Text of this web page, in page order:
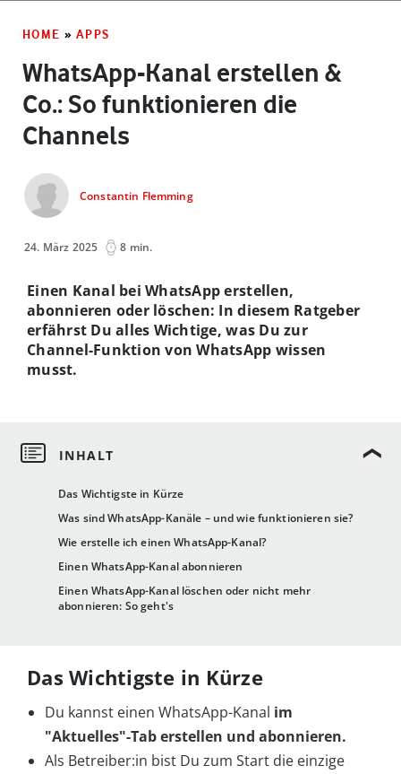
HOME » APPS
WhatsApp-Kanal erstellen &
Co.: So funktionieren die
Channels
Constantin Flemming
24. März 2025 8 min.
Das Wichtigste in Kürze
Was sind WhatsApp-Kanäle – und wie funktionieren sie?
Wie erstelle ich einen WhatsApp-Kanal?
Einen WhatsApp-Kanal abonnieren
Einen WhatsApp-Kanal löschen oder nicht mehr
abonnieren: So geht's
Einen Kanal bei WhatsApp erstellen,
abonnieren oder löschen: In diesem Ratgeber
erfährst Du alles Wichtige, was Du zur
Channel-Funktion von WhatsApp wissen
musst.
Das Wichtigste in Kürze
Du kannst einen WhatsApp-Kanal im
"Aktuelles"-Tab erstellen und abonnieren.
Als Betreiber:in bist Du zum Start die einzige